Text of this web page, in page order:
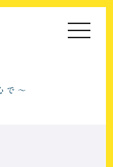
toggle